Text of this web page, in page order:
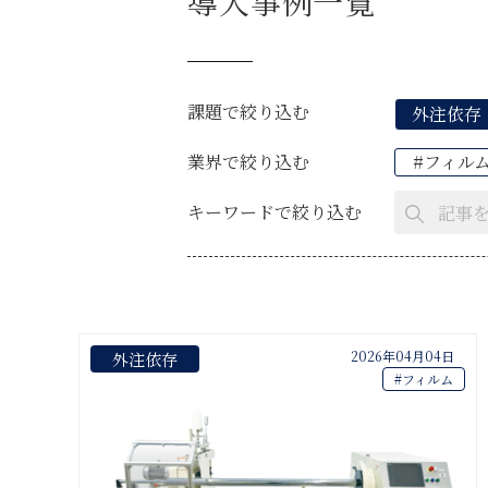
課題で絞り込む
外注依存
業界で絞り込む
#フィル
キーワードで絞り込む
外注依存
2026年04月04日
#フィルム